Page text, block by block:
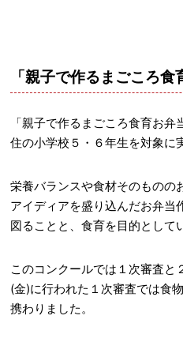
「親子で作るまごころ
「親子で作るまごころ食育お
住の小学校５・６年生を対象に
栄養バランスや食材そのものの
アイディアを盛り込んだお弁当
図ることと、食育を目的として
このコンクールでは１次審査と
(金)に行われた１次審査では食
携わりました。